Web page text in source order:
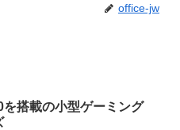
office-jw
搭載の小型ゲーミング